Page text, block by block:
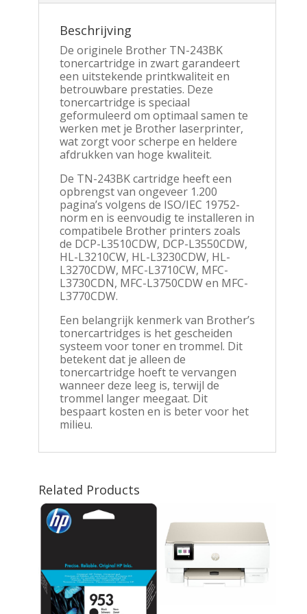
Beschrijving
De originele Brother TN-243BK
tonercartridge in zwart garandeert
een uitstekende printkwaliteit en
betrouwbare prestaties. Deze
tonercartridge is speciaal
geformuleerd om optimaal samen te
werken met je Brother laserprinter,
wat zorgt voor scherpe en heldere
afdrukken van hoge kwaliteit.
De TN-243BK cartridge heeft een
opbrengst van ongeveer 1.200
pagina’s volgens de ISO/IEC 19752-
norm en is eenvoudig te installeren in
compatibele Brother printers zoals
de DCP-L3510CDW, DCP-L3550CDW,
HL-L3210CW, HL-L3230CDW, HL-
L3270CDW, MFC-L3710CW, MFC-
L3730CDN, MFC-L3750CDW en MFC-
L3770CDW.
Een belangrijk kenmerk van Brother’s
tonercartridges is het gescheiden
systeem voor toner en trommel. Dit
betekent dat je alleen de
tonercartridge hoeft te vervangen
wanneer deze leeg is, terwijl de
trommel langer meegaat. Dit
bespaart kosten en is beter voor het
milieu.
Related Products